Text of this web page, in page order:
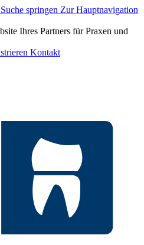
springen Zur Hauptnavigation
Ihres Partners für Praxen und
Kontakt